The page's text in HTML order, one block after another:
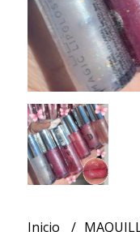
Inicio